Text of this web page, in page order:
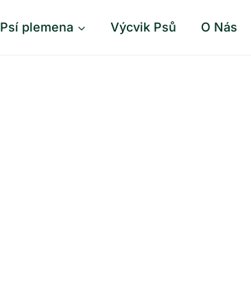
Psí plemena Výcvik Psů O Nás